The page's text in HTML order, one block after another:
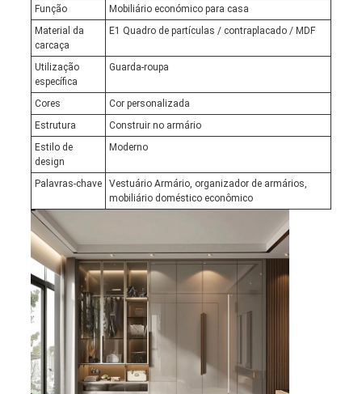
Função
Mobiliário económico para casa
Material da
carcaça
E1 Quadro de partículas / contraplacado / MDF
Utilização
específica
Guarda-roupa
Cores
Cor personalizada
Estrutura
Construir no armário
Estilo de
design
Moderno
Palavras-chave
Vestuário Armário, organizador de armários,
mobiliário doméstico econômico